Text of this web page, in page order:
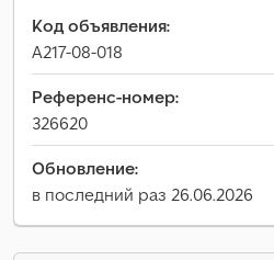
Код объявления:
A217-08-018
Референс-номер:
326620
Обновление:
в последний раз 26.06.2026